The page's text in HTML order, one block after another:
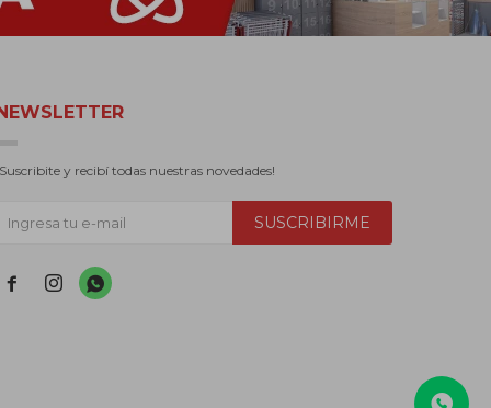
y recibí todas nuestras novedades!
SUSCRIBIRME
  